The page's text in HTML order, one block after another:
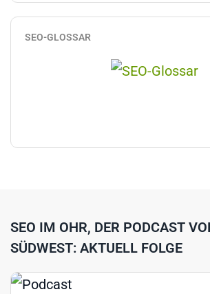
SEO-GLOSSAR
SEO IM OHR, DER PODCAST
SÜDWEST: AKTUELL FOLGE